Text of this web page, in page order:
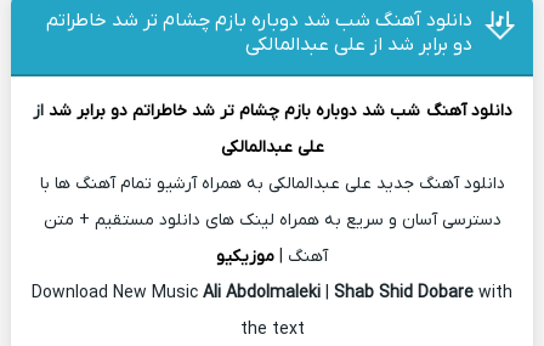
دانلود آهنگ شب شد دوباره بازم چشام تر شد خاطراتم
دو برابر شد از علی عبدالمالکی
دانلود آهنگ شب شد دوباره بازم چشام تر شد خاطراتم دو برابر شد از
علی عبدالمالکی
دانلود آهنگ جدید علی عبدالمالکی به همراه آرشیو تمام آهنگ ها با
دسترسی آسان و سریع به همراه لینک های دانلود مستقیم + متن
آهنگ | موزیکیو
Download New Music Ali Abdolmaleki | Shab Shid Dobare with
the text